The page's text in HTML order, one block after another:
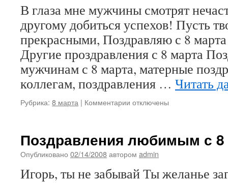
смс
В глаза мне мужчины смотрят
другому добиться успехов! Пусть
прекрасными, Поздравляю с 8
Другие проздравления с 8 марта
мужчинам с 8 марта, матерные
коллегам, поздравления … Читать
Рубрика: 8 марта | Комментарии к
с
8
отключены
Поздравления любимым с 8
Опубликовано 02/14/2008автором admin
Игорь, ты не забывай Ты желанье